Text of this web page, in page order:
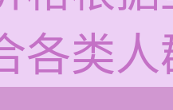
各类人